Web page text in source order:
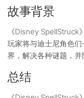
故事背景
《Disney SpellStruck
玩家将与迪士尼角色
界，解决各种谜题，并
总结